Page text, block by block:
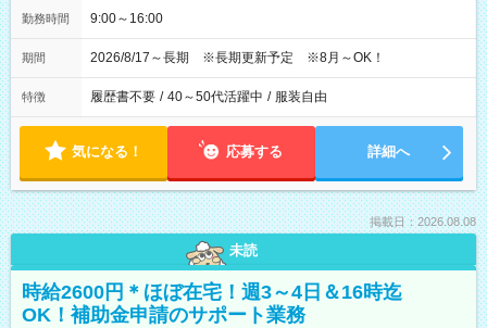
勤務時間 9:00～16:00
期間 2026/8/17～長期 ※長期更新予定 ※8月～OK！
特徴 履歴書不要 / 40～50代活躍中 / 服装自由
気になる！ 応募する 詳細へ
掲載日：2026.08.08
未読
時給2600円＊ほぼ在宅！週3～4日＆16時迄
OK！補助金申請のサポート業務